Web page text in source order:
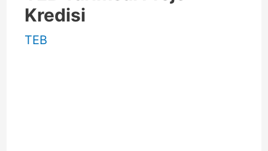
Kredisi
TEB